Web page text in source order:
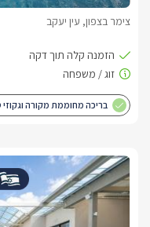
צימר בצפון, עין יעקב
בריכה מחוממת מקורה